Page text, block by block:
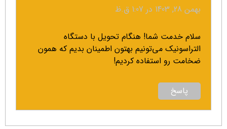
بهمن 28, 1403 در 1:07 ق.ظ
سلام خدمت شما! هنگام تحویل با دستگاه
التراسونیک می‌تونیم بهتون اطمینان بدیم که همون
ضخامت رو استفاده کردیم!
پاسخ